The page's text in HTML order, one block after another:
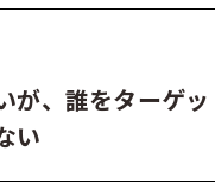
が、誰をターゲッ
い